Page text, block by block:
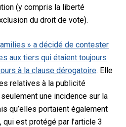
(y compris la liberté
du droit de vote).
» a décidé de contester
aux tiers qui étaient toujours
à la clause dérogatoire. Elle
relatives à la publicité
une incidence sur la
qu’elles portaient également
est protégé par l’article 3